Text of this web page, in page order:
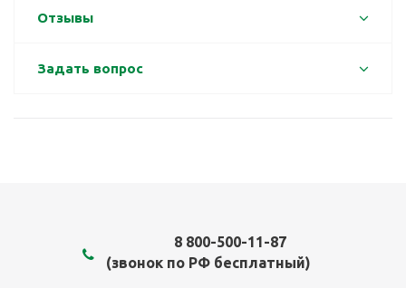
Отзывы
Задать вопрос
8 800-500-11-87
(звонок по РФ бесплатный)